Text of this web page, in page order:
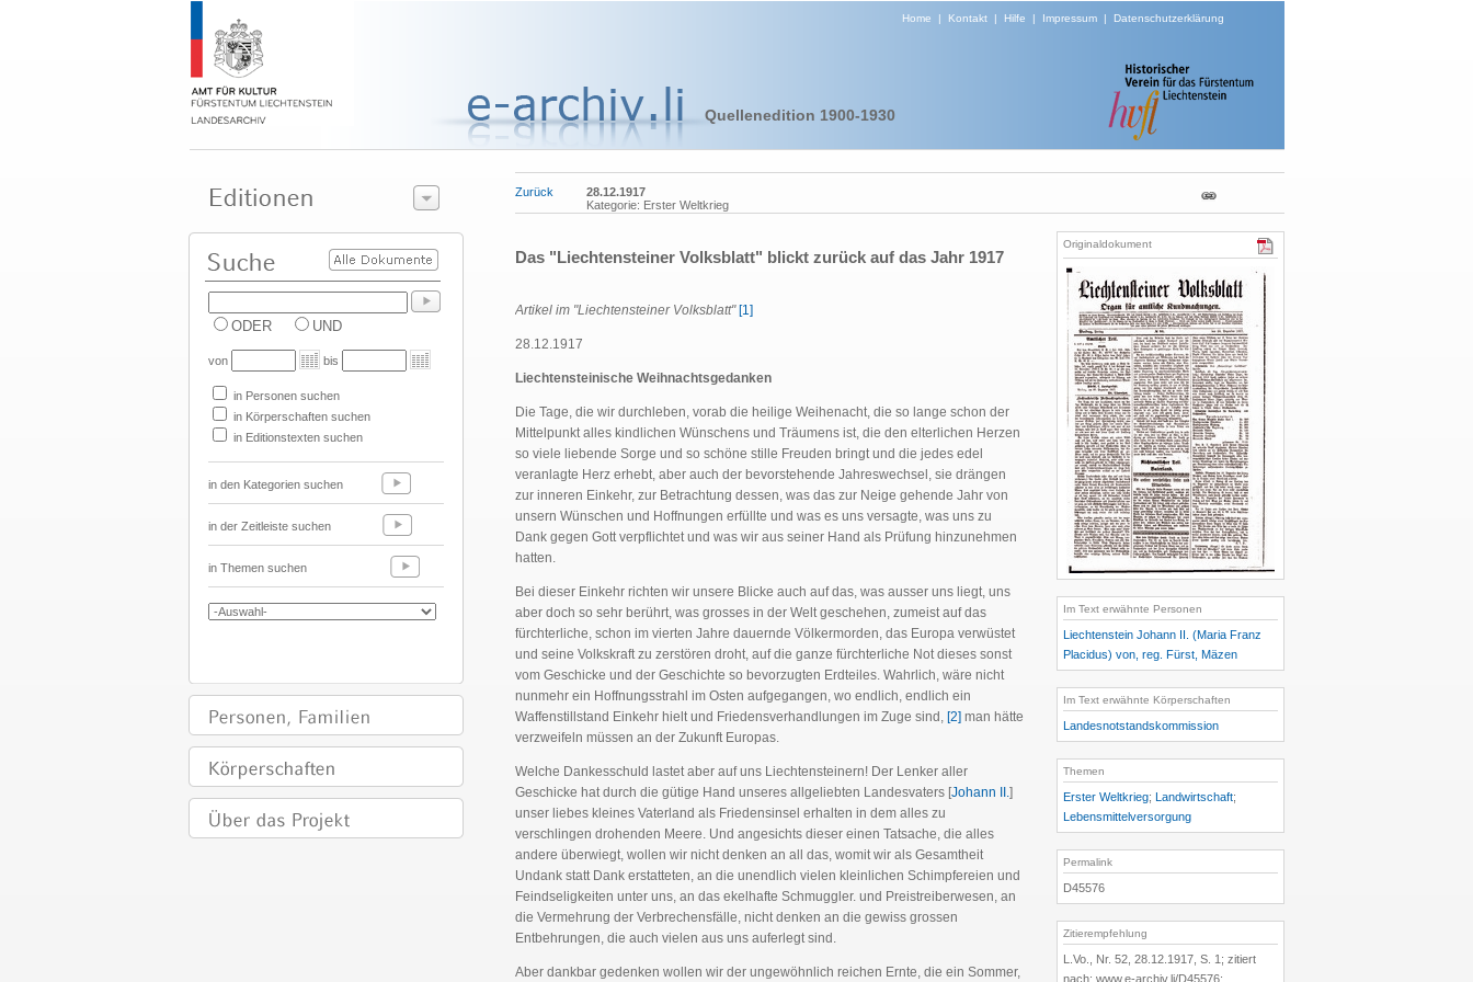
Home | Kontakt| Hilfe | Impressum| Datenschutzerklärung
Quellenedition 1900-1930
ODER UND
von bis
in Personen suchen
in Körperschaften suchen
in Editionstexten suchen
in den Kategorien suchen
in der Zeitleiste suchen
in Themen suchen
Zurück
28.12.1917
Kategorie: Erster Weltkrieg
Das "Liechtensteiner Volksblatt" blickt zurück auf das Jahr 1917
Artikel im "Liechtensteiner Volksblatt" [1]
28.12.1917
Liechtensteinische Weihnachtsgedanken
Die Tage, die wir durchleben, vorab die heilige Weihenacht, die so lange schon der
Mittelpunkt alles kindlichen Wünschens und Träumens ist, die den elterlichen Herzen
so viele liebende Sorge und so schöne stille Freuden bringt und die jedes edel
veranlagte Herz erhebt, aber auch der bevorstehende Jahreswechsel, sie drängen
zur inneren Einkehr, zur Betrachtung dessen, was das zur Neige gehende Jahr von
unsern Wünschen und Hoffnungen erfüllte und was es uns versagte, was uns zu
Dank gegen Gott verpflichtet und was wir aus seiner Hand als Prüfung hinzunehmen
hatten.
Bei dieser Einkehr richten wir unsere Blicke auch auf das, was ausser uns liegt, uns
aber doch so sehr berührt, was grosses in der Welt geschehen, zumeist auf das
fürchterliche, schon im vierten Jahre dauernde Völkermorden, das Europa verwüstet
und seine Volkskraft zu zerstören droht, auf die ganze fürchterliche Not dieses sonst
vom Geschicke und der Geschichte so bevorzugten Erdteiles. Wahrlich, wäre nicht
nunmehr ein Hoffnungsstrahl im Osten aufgegangen, wo endlich, endlich ein
Waffenstillstand Einkehr hielt und Friedensverhandlungen im Zuge sind, [2] man hätte
verzweifeln müssen an der Zukunft Europas.
Welche Dankesschuld lastet aber auf uns Liechtensteinern! Der Lenker aller
Geschicke hat durch die gütige Hand unseres allgeliebten Landesvaters [Johann II.]
unser liebes kleines Vaterland als Friedensinsel erhalten in dem alles zu
verschlingen drohenden Meere. Und angesichts dieser einen Tatsache, die alles
andere überwiegt, wollen wir nicht denken an all das, womit wir als Gesamtheit
Undank statt Dank erstatteten, an die unendlich vielen kleinlichen Schimpfereien und
Feindseligkeiten unter uns, an das ekelhafte Schmuggler. und Preistreiberwesen, an
die Vermehrung der Verbrechensfälle, nicht denken an die gewiss grossen
Entbehrungen, die auch vielen aus uns auferlegt sind.
Aber dankbar gedenken wollen wir der ungewöhnlich reichen Ernte, die ein Sommer,
Originaldokument
Im Text erwähnte Personen
Liechtenstein Johann II. (Maria Franz
Placidus) von, reg. Fürst, Mäzen
Im Text erwähnte Körperschaften
Landesnotstandskommission
Themen
Erster Weltkrieg; Landwirtschaft;
Lebensmittelversorgung
Permalink
D45576
Zitierempfehlung
L.Vo., Nr. 52, 28.12.1917, S. 1; zitiert
nach: www.e-archiv.li/D45576;